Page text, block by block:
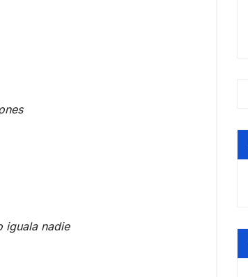
iguala nadie